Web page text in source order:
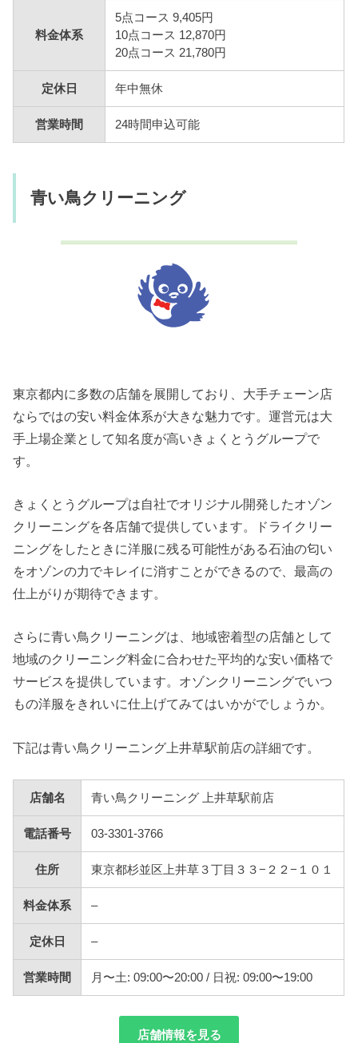
料金体系
5点コース 9,405円
10点コース 12,870円
20点コース 21,780円
定休日 年中無休
営業時間 24時間申込可能
青い鳥クリーニング
東京都内に多数の店舗を展開しており、大手チェーン店
ならではの安い料金体系が大きな魅力です。運営元は大
手上場企業として知名度が高いきょくとうグループで
す。
きょくとうグループは自社でオリジナル開発したオゾン
クリーニングを各店舗で提供しています。ドライクリー
ニングをしたときに洋服に残る可能性がある石油の匂い
をオゾンの力でキレイに消すことができるので、最高の
仕上がりが期待できます。
さらに青い鳥クリーニングは、地域密着型の店舗として
地域のクリーニング料金に合わせた平均的な安い価格で
サービスを提供しています。オゾンクリーニングでいつ
もの洋服をきれいに仕上げてみてはいかがでしょうか。
下記は青い鳥クリーニング上井草駅前店の詳細です。
店舗名 青い鳥クリーニング 上井草駅前店
電話番号 03-3301-3766
住所 東京都杉並区上井草３丁目３３−２２−１０１
料金体系 –
定休日 –
営業時間 月〜土: 09:00〜20:00 / 日祝: 09:00〜19:00
店舗情報を見る